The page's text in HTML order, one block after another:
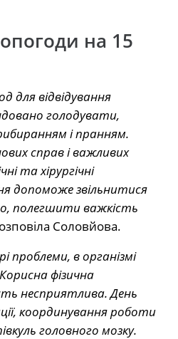
на 15
для відвідування
голодувати,
і пранням.
справ і важливих
та хірургічні
допоможе звільнитися
полегшити важкість
Соловйова.
проблеми, в організмі
фізична
несприятлива. День
координування роботи
головного мозку.